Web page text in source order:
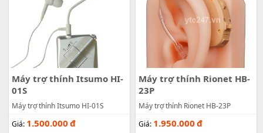
Máy trợ thính Itsumo HI-
01S
Máy trợ thính Itsumo HI-01S
Giá: 1.500.000 đ
Máy trợ thính Rionet HB-
23P
Máy trợ thính Rionet HB-23P
Giá: 1.950.000 đ